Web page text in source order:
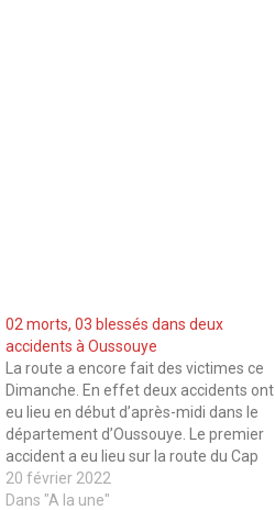
02 morts, 03 blessés dans deux
accidents à Oussouye
La route a encore fait des victimes ce
Dimanche. En effet deux accidents ont
eu lieu en début d’après-midi dans le
département d’Oussouye. Le premier
accident a eu lieu sur la route du Cap
Skirring à hauteur de l’école
élémentaire de Boukitingho. Deux
20 février 2022
Dans "A la une"